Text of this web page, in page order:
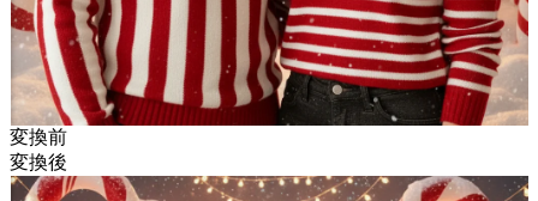
変換前
変換後